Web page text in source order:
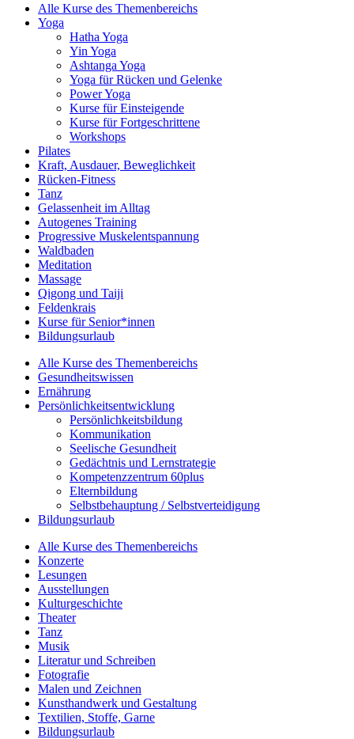
Alle Kurse des Themenbereichs
Yoga
Hatha Yoga
Yin Yoga
Ashtanga Yoga
Yoga für Rücken und Gelenke
Power Yoga
Kurse für Einsteigende
Kurse für Fortgeschrittene
Workshops
Pilates
Kraft, Ausdauer, Beweglichkeit
Rücken-Fitness
Tanz
Gelassenheit im Alltag
Autogenes Training
Progressive Muskelentspannung
Waldbaden
Meditation
Massage
Qigong und Taiji
Feldenkrais
Kurse für Senior*innen
Bildungsurlaub
Alle Kurse des Themenbereichs
Gesundheitswissen
Ernährung
Persönlichkeitsentwicklung
Persönlichkeitsbildung
Kommunikation
Seelische Gesundheit
Gedächtnis und Lernstrategie
Kompetenzzentrum 60plus
Elternbildung
Selbstbehauptung / Selbstverteidigung
Bildungsurlaub
Alle Kurse des Themenbereichs
Konzerte
Lesungen
Ausstellungen
Kulturgeschichte
Theater
Tanz
Musik
Literatur und Schreiben
Fotografie
Malen und Zeichnen
Kunsthandwerk und Gestaltung
Textilien, Stoffe, Garne
Bildungsurlaub